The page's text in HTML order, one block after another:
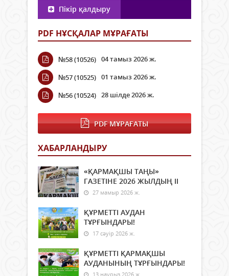
Пікір қалдыру
PDF НҰСҚАЛАР МҰРАҒАТЫ
№58 (10526) 04 тамыз 2026 ж.
№57 (10525) 01 тамыз 2026 ж.
№56 (10524) 28 шілде 2026 ж.
PDF МҰРАҒАТЫ
ХАБАРЛАНДЫРУ
«ҚАРМАҚШЫ ТАҢЫ»
ГАЗЕТІНЕ 2026 ЖЫЛДЫҢ ІI
27 мамыр 2026 ж.
ҚҰРМЕТТІ АУДАН
ТҰРҒЫНДАРЫ!
17 сәуір 2026 ж.
ҚҰРМЕТТІ ҚАРМАҚШЫ
АУДАНЫНЫҢ ТҰРҒЫНДАРЫ!
13 наурыз 2026 ж.